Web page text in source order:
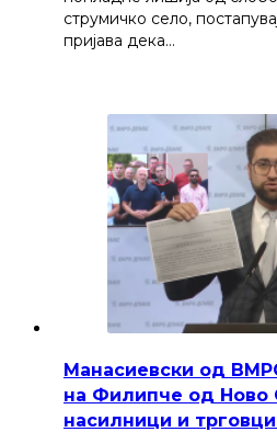
струмичко село,
пријава дека…
Манасиевски од
на Филипче од Ново
насилници и